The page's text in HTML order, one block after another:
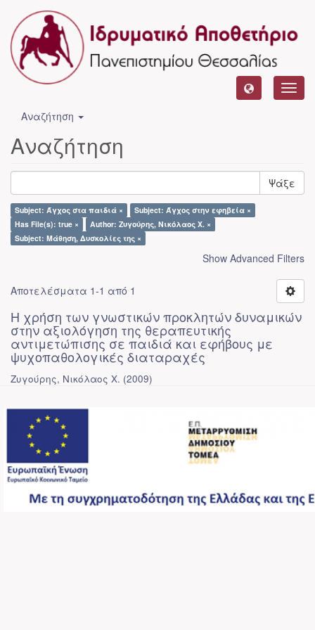
Αναζήτηση
Αναζήτηση
Ψάξε
Subject: Άγχος στα παιδιά ×
Subject: Άγχος στην εφηβεία ×
Has File(s): true ×
Author: Ζυγούρης, Νικόλαος Χ. ×
Subject: Μάθηση, Δυσκολίες της ×
Show Advanced Filters
Αποτελέσματα 1-1 από 1
Η χρήση των γνωστικών προκλητών δυναμικών
στην αξιολόγηση της θεραπευτικής
αντιμετώπισης σε παιδιά και εφήβους με
ψυχοπαθολογικές διαταραχές
Ζυγούρης, Νικόλαος Χ. (2009)